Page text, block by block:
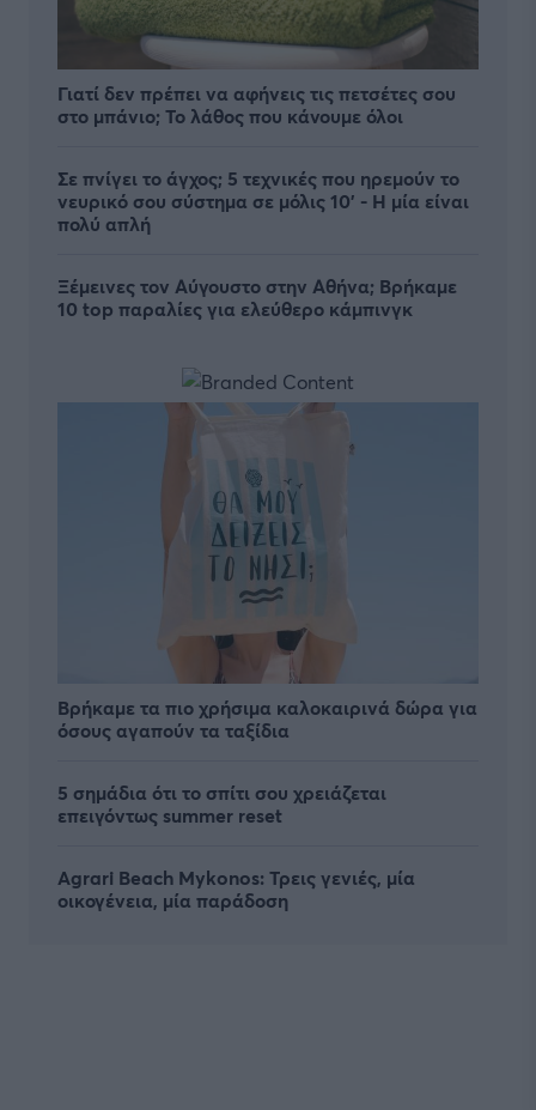
Γιατί δεν πρέπει να αφήνεις τις πετσέτες σου
στο μπάνιο; Το λάθος που κάνουμε όλοι
Σε πνίγει το άγχος; 5 τεχνικές που ηρεμούν το
νευρικό σου σύστημα σε μόλις 10' - Η μία είναι
πολύ απλή
Ξέμεινες τον Αύγουστο στην Αθήνα; Βρήκαμε
10 top παραλίες για ελεύθερο κάμπινγκ
Βρήκαμε τα πιο χρήσιμα καλοκαιρινά δώρα για
όσους αγαπούν τα ταξίδια
5 σημάδια ότι το σπίτι σου χρειάζεται
επειγόντως summer reset
Agrari Beach Mykonos: Τρεις γενιές, μία
οικογένεια, μία παράδοση